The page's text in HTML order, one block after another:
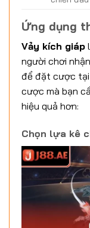
Ứng dụng
Vảy kích giáp
người chơi
để đặt cược tại
cược mà bạn
hiệu quả hơn:
Chọn lựa kê